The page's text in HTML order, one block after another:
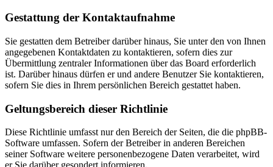
Gestattung der Kontaktaufnahme
Sie gestatten dem Betreiber darüber hinaus, Sie unter den von Ihnen
angegebenen Kontaktdaten zu kontaktieren, sofern dies zur
Übermittlung zentraler Informationen über das Board erforderlich
ist. Darüber hinaus dürfen er und andere Benutzer Sie kontaktieren,
sofern Sie dies in Ihrem persönlichen Bereich gestattet haben.
Geltungsbereich dieser Richtlinie
Diese Richtlinie umfasst nur den Bereich der Seiten, die die phpBB-
Software umfassen. Sofern der Betreiber in anderen Bereichen
seiner Software weitere personenbezogene Daten verarbeitet, wird